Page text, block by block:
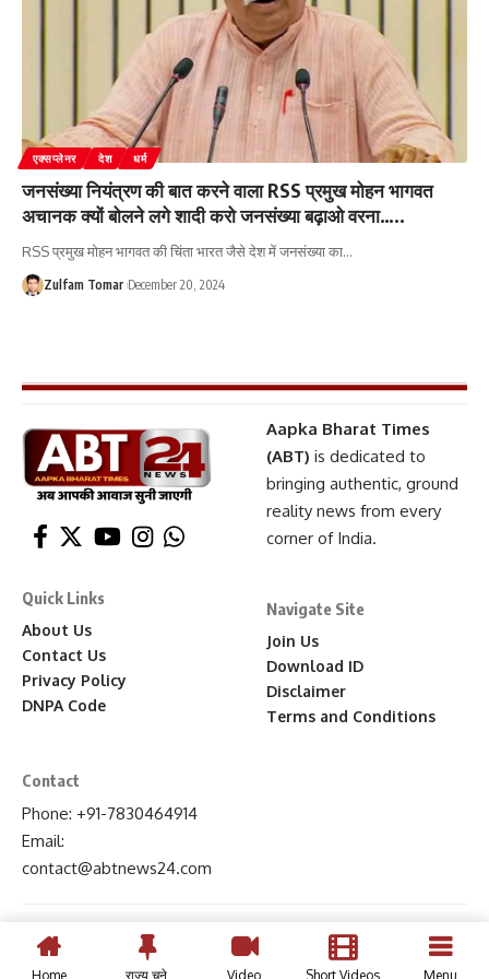
एक्सप्लेनर देश धर्म
जनसंख्या नियंत्रण की बात करने वाला RSS प्रमुख मोहन भागवत
अचानक क्यों बोलने लगे शादी करो जनसंख्या बढ़ाओ वरना…..
RSS प्रमुख मोहन भागवत की चिंता भारत जैसे देश में जनसंख्या का…
Zulfam Tomar December 20, 2024
Aapka Bharat Times
(ABT) is dedicated to
bringing authentic, ground
reality news from every
corner of India.
Quick Links
About Us
Contact Us
Privacy Policy
DNPA Code
Navigate Site
Join Us
Download ID
Disclaimer
Terms and Conditions
Contact
Phone: +91-7830464914
Email:
contact@abtnews24.com
Home राज्य चुने Video Short Videos Menu